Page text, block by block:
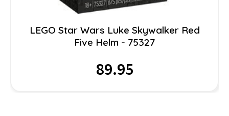
LEGO Star Wars Luke Skywalker Red
Five Helm - 75327
89.95